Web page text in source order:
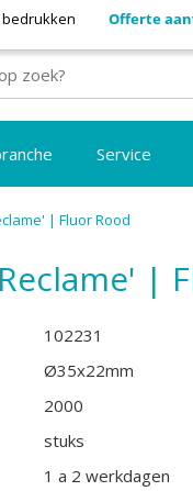
Offerte
Service
| Fluor Rood
|
102231
Ø35x22mm
2000
stuks
1 a 2 werkdagen